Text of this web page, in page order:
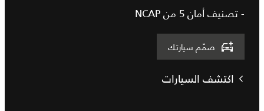
- تصنيف أمان 5 من NCAP
صمّم سيارتك
اكتشف السيارات